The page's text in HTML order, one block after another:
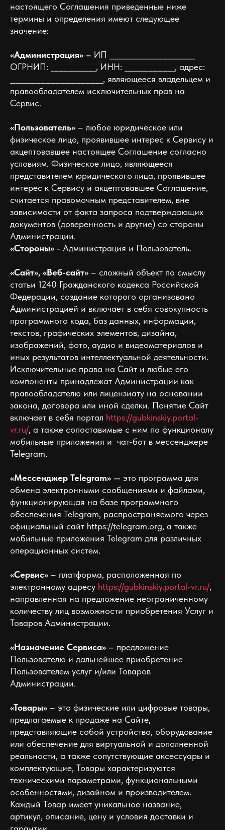
настоящего Соглашения приведенные ниже
термины и определения имеют следующее
значение:
«Администрация» – ИП __________________________________
ОГРНИП: __________________, ИНН: ____________________, адрес:
_____________________________________, являющееся владельцем и
правообладателем исключительных прав на
Сервис.
«Пользователь» – любое юридическое или
физическое лицо, проявившее интерес к Сервису и
акцептовавшее настоящее Соглашение согласно
условиям. Физическое лицо, являющееся
представителем юридического лица, проявившее
интерес к Сервису и акцептовавшее Соглашение,
считается правомочным представителем, вне
зависимости от факта запроса подтверждающих
документов (доверенность и другие) со стороны
Администрации.
«Стороны» - Администрация и Пользователь.
«Сайт», «Веб-сайт» – сложный объект по смыслу
статьи 1240 Гражданского кодекса Российской
Федерации, создание которого организовано
Администрацией и включает в себя совокупность
программного кода, баз данных, информации,
текстов, графических элементов, дизайна,
изображений, фото, аудио и видеоматериалов и
иных результатов интеллектуальной деятельности.
Исключительные права на Сайт и любые его
компоненты принадлежат Администрации как
правообладателю или лицензиату на основании
закона, договора или иной сделки. Понятие Сайт
включает в себя портал https://gubkinskiy.portal-
vr.ru/, а также сопоставимые c ним по функционалу
мобильные приложения и чат-бот в мессенджере
Telegram.
«Мессенджер Telegram» — это программа для
обмена электронными сообщениями и файлами,
функционирующая на базе программного
обеспечения Telegram, распространяемого через
официальный сайт https://telegram.org, а также
мобильные приложения Telegram для различных
операционных систем.
«Сервис» – платформа, расположенная по
электронному адресу https://gubkinskiy.portal-vr.ru/,
направленная на предложение неограниченному
количеству лиц возможности приобретения Услуг и
Товаров Администрации.
«Назначение Сервиса» – предложение
Пользователю и дальнейшее приобретение
Пользователем услуг и/или Товаров
Администрации.
«Товары» – это физические или цифровые товары,
предлагаемые к продаже на Сайте,
представляющие собой устройство, оборудование
или обеспечение для виртуальной и дополненной
реальности, а также сопутствующие аксессуары и
комплектующие, Товары характеризуются
техническими параметрами, функциональными
особенностями, дизайном и производителем.
Каждый Товар имеет уникальное название,
артикул, описание, цену и условия доставки и